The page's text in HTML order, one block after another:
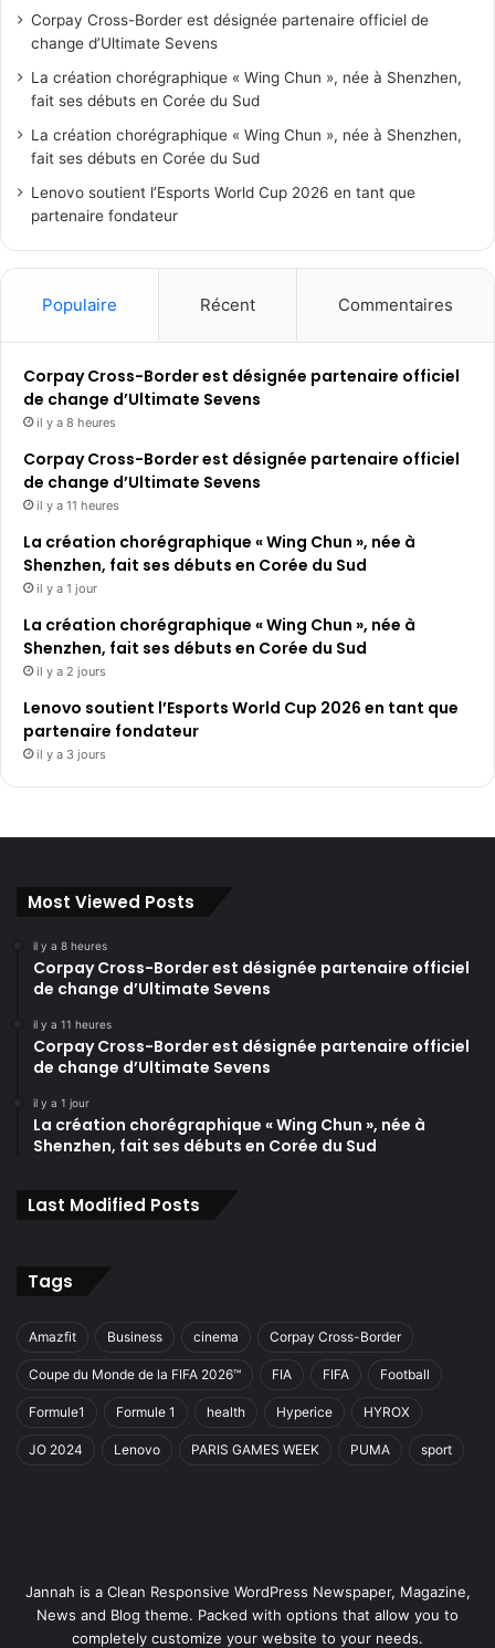
Corpay Cross-Border est désignée partenaire officiel de
change d’Ultimate Sevens
La création chorégraphique « Wing Chun », née à Shenzhen,
fait ses débuts en Corée du Sud
La création chorégraphique « Wing Chun », née à Shenzhen,
fait ses débuts en Corée du Sud
Lenovo soutient l’Esports World Cup 2026 en tant que
partenaire fondateur
Populaire Récent Commentaires
Corpay Cross-Border est désignée partenaire officiel
de change d’Ultimate Sevens
il y a 8 heures
Corpay Cross-Border est désignée partenaire officiel
de change d’Ultimate Sevens
il y a 11 heures
La création chorégraphique « Wing Chun », née à
Shenzhen, fait ses débuts en Corée du Sud
il y a 1 jour
La création chorégraphique « Wing Chun », née à
Shenzhen, fait ses débuts en Corée du Sud
il y a 2 jours
Lenovo soutient l’Esports World Cup 2026 en tant que
partenaire fondateur
il y a 3 jours
Most Viewed Posts
il y a 8 heures
Corpay Cross-Border est désignée partenaire officiel
de change d’Ultimate Sevens
il y a 11 heures
Corpay Cross-Border est désignée partenaire officiel
de change d’Ultimate Sevens
il y a 1 jour
La création chorégraphique « Wing Chun », née à
Shenzhen, fait ses débuts en Corée du Sud
Last Modified Posts
Tags
Amazfit Business cinema Corpay Cross-Border
Coupe du Monde de la FIFA 2026™ FIA FIFA Football
Formule1 Formule 1 health Hyperice HYROX
JO 2024 Lenovo PARIS GAMES WEEK PUMA sport
Jannah is a Clean Responsive WordPress Newspaper, Magazine,
News and Blog theme. Packed with options that allow you to
completely customize your website to your needs.